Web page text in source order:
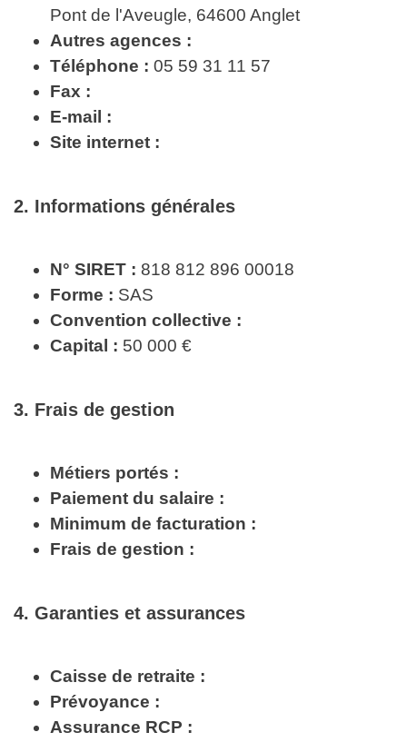
Pont de l'Aveugle, 64600 Anglet
Autres agences :
Téléphone : 05 59 31 11 57
Fax :
E-mail :
Site internet :
2. Informations générales
N° SIRET : 818 812 896 00018
Forme : SAS
Convention collective :
Capital : 50 000 €
3. Frais de gestion
Métiers portés :
Paiement du salaire :
Minimum de facturation :
Frais de gestion :
4. Garanties et assurances
Caisse de retraite :
Prévoyance :
Assurance RCP :